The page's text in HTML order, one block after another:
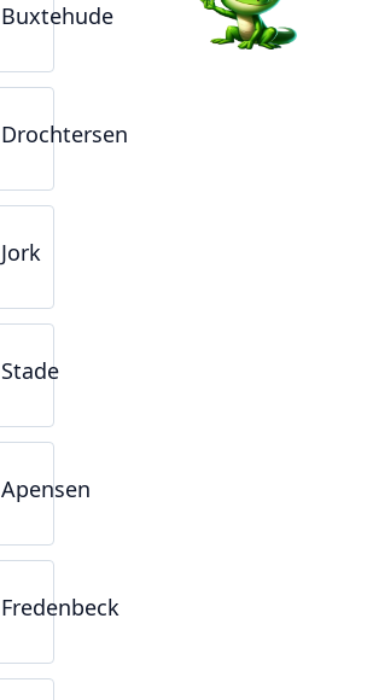
Buxtehude
Drochtersen
Jork
Stade
Apensen
Fredenbeck